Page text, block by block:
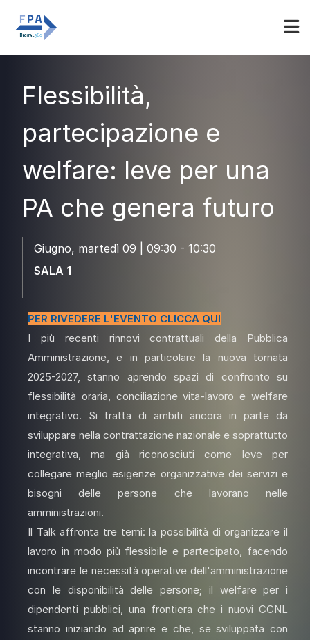
Accedi
Flessibilità,
partecipazione e
welfare: leve per una
PA che genera futuro
Giugno, martedì 09 | 09:30 - 10:30
SALA 1
PER RIVEDERE L'EVENTO CLICCA QUI
I più recenti rinnovi contrattuali della Pubblica
Amministrazione, e in particolare la nuova tornata
2025-2027, stanno aprendo spazi di confronto su
flessibilità oraria, conciliazione vita-lavoro e welfare
integrativo. Si tratta di ambiti ancora in parte da
sviluppare nella contrattazione nazionale e soprattutto
integrativa, ma già riconosciuti come leve per
collegare meglio esigenze organizzative dei servizi e
bisogni delle persone che lavorano nelle
amministrazioni.
Il Talk affronta tre temi: la possibilità di organizzare il
lavoro in modo più flessibile e partecipato, facendo
incontrare le necessità operative dell'amministrazione
con le disponibilità delle persone; il welfare per i
dipendenti pubblici, una frontiera che i nuovi CCNL
stanno iniziando ad aprire e che, se sviluppata con